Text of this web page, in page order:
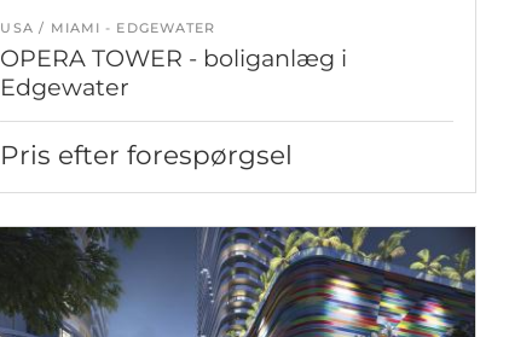
USA MIAMI - EDGEWATER
OPERA TOWER - boliganlæg i
Edgewater
Pris efter forespørgsel